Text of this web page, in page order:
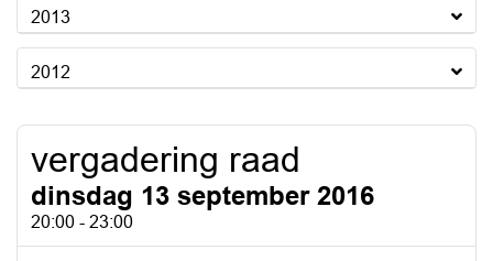
2013
2012
vergadering raad
dinsdag 13 september 2016
20:00 - 23:00